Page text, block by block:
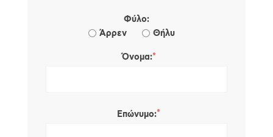
Φύλο:
Άρρεν
Θήλυ
Όνομα:*
Επώνυμο:*